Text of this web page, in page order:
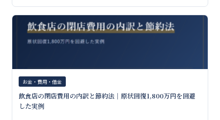
お金・費用・借金
飲食店の閉店費用の内訳と節約法｜原状回復1,800万円を回避
した実例